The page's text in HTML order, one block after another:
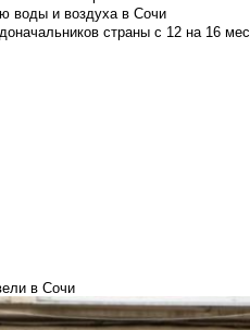
воды и воздуха в Сочи
страны с 12 на 16
в Сочи